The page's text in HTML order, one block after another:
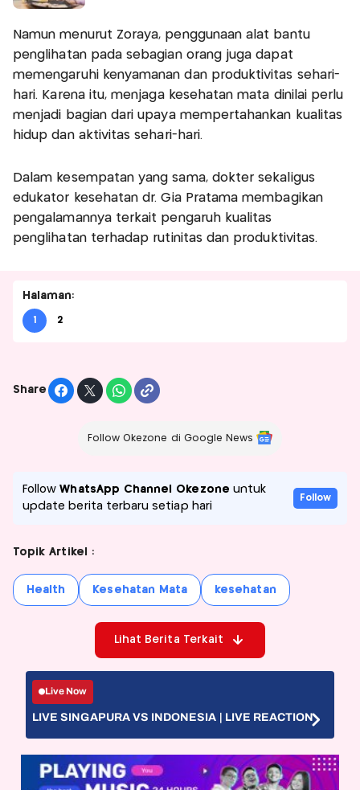
Namun menurut Zoraya, penggunaan alat bantu
penglihatan pada sebagian orang juga dapat
memengaruhi kenyamanan dan produktivitas sehari-
hari. Karena itu, menjaga kesehatan mata dinilai perlu
menjadi bagian dari upaya mempertahankan kualitas
hidup dan aktivitas sehari-hari.
Dalam kesempatan yang sama, dokter sekaligus
edukator kesehatan dr. Gia Pratama membagikan
pengalamannya terkait pengaruh kualitas
penglihatan terhadap rutinitas dan produktivitas.
Halaman:
1 2
Share
Follow Okezone di Google News
FollowWhatsApp Channel Okezone untuk
update berita terbaru setiap hari
Follow
Topik Artikel :
Health Kesehatan Mata kesehatan
Lihat Berita Terkait
Live Now
LIVE SINGAPURA VS INDONESIA | LIVE REACTION